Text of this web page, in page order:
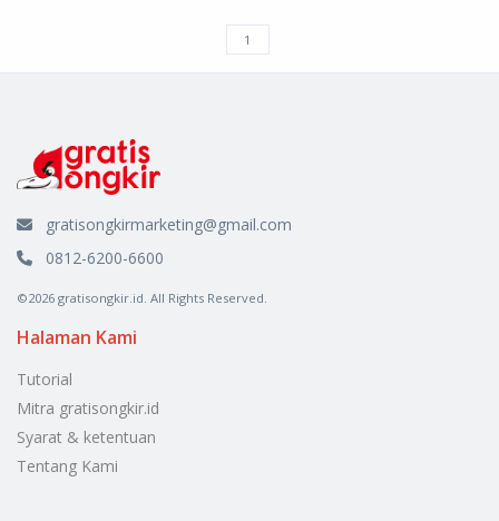
gratisongkirmarketing@gmail.com
0812-6200-6600
©2026 gratisongkir.id. All Rights Reserved.
Halaman Kami
Tutorial
Mitra gratisongkir.id
Syarat & ketentuan
Tentang Kami